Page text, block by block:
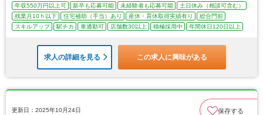
年収550万円以上可 新卒も応募可能 未経験者も応募可能
土日休み（相談可含む）
残業月10ｈ以下
住宅補助（手当）あり 産休・育休取得実績有り
総合門前
スキルアップ
駅チカ 車通勤可 店舗数30以上 積極採用中 年間休日120日以上
求人の詳細を見る この求人に興味がある
更新日：2025年10月24日 保存する